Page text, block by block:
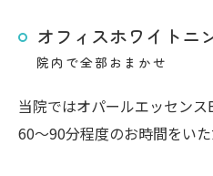
オフィスホワイトニ
院内で全部おまかせ
当院ではオパールエッセンス
60～90分程度のお時間をいた